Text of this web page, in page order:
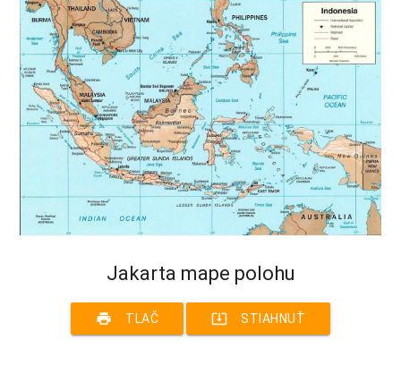
Jakarta mape polohu
print TLAČ system_update_alt STIAHNUŤ